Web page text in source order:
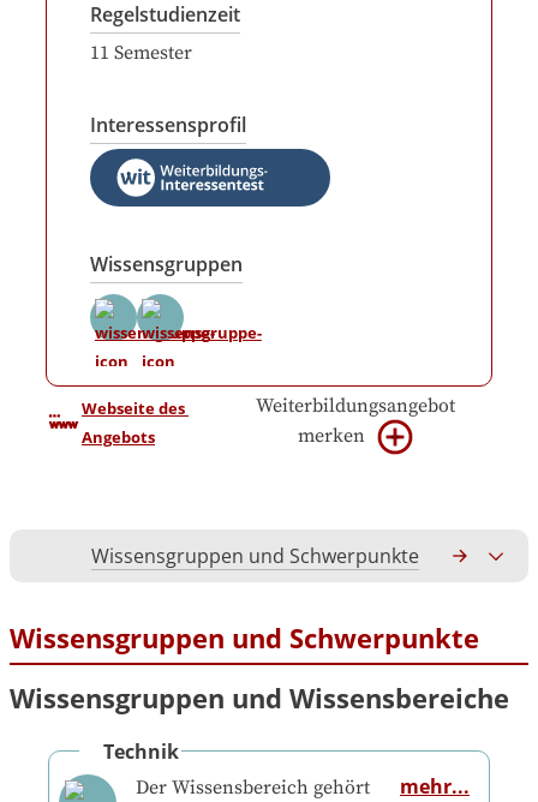
Regelstudienzeit
11 Semester
Interessensprofil
Wissensgruppen
Webseite des
Angebots
Weiterbildungsangebot
merken
Wissensgruppen und Schwerpunkte
Wissensgruppen und Schwerpunkte
Wissensgruppen und Wissensbereiche
Technik
Der Wissensbereich gehört
mehr...